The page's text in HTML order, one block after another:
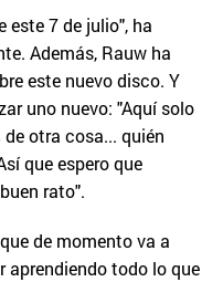
este 7 de julio", ha
Además, Rauw ha
este nuevo disco. Y
uno nuevo: "Aquí solo
de otra cosa... quién
que espero que
rato".
de momento va a
aprendiendo todo lo que